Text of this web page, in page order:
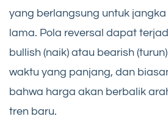
yang berlangsung untuk
lama. Pola reversal dapat
bullish (naik) atau bearish
waktu yang panjang, dan
bahwa harga akan berbalik
tren baru.